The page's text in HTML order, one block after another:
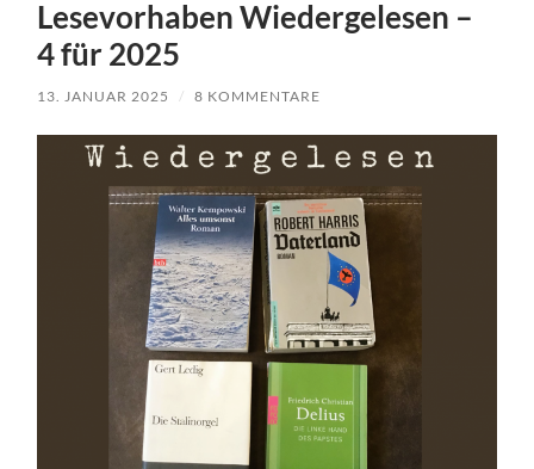
Lesevorhaben Wiedergelesen –
4 für 2025
13. JANUAR 2025 / 8 KOMMENTARE